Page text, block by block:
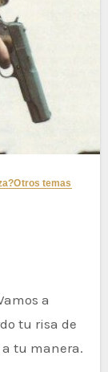
Otros temas
tu risa de
tu manera.